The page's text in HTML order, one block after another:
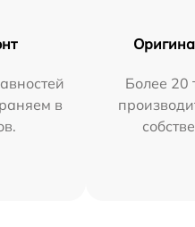
в
Более 20